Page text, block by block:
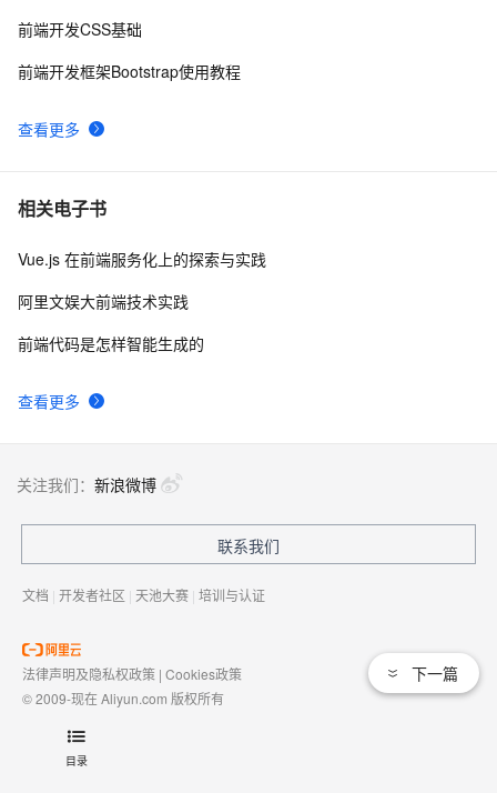
目录
查看更多
前端开发CSS基础
前端开发框架Bootstrap使用教程
相关电子书
查看更多
Vue.js 在前端服务化上的探索与实践
阿里文娱大前端技术实践
前端代码是怎样智能生成的
下一篇
关注我们： 新浪微博
联系我们
文档 | 开发者社区 | 天池大赛 | 培训与认证
法律声明及隐私权政策 | Cookies政策
© 2009-现在 Aliyun.com 版权所有
域名注册服务机构许可：